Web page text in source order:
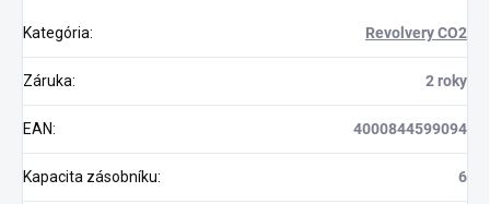
Kategória: Revolvery CO2
Záruka: 2 roky
EAN: 4000844599094
Kapacita zásobníku: 6